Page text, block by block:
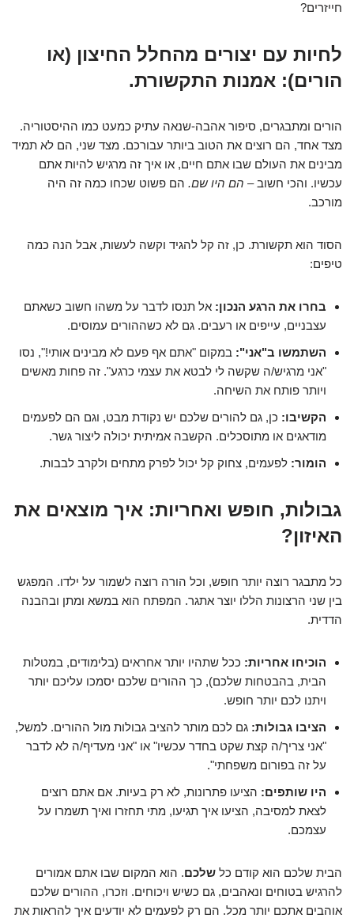
חייזרים?
לחיות עם יצורים מהחלל החיצון (או
הורים): אמנות התקשורת.
הורים ומתבגרים, סיפור אהבה-שנאה עתיק כמעט כמו ההיסטוריה.
מצד אחד, הם רוצים את הטוב ביותר עבורכם. מצד שני, הם לא תמיד
מבינים את העולם שבו אתם חיים, או איך זה מרגיש להיות אתם
עכשיו. והכי חשוב – הם היו שם. הם פשוט שכחו כמה זה היה
מורכב.
הסוד הוא תקשורת. כן, זה קל להגיד וקשה לעשות, אבל הנה כמה
טיפים:
בחרו את הרגע הנכון: אל תנסו לדבר על משהו חשוב כשאתם
עצבניים, עייפים או רעבים. גם לא כשההורים עמוסים.
השתמשו ב"אני": במקום "אתם אף פעם לא מבינים אותי!", נסו
"אני מרגיש/ה שקשה לי לבטא את עצמי כרגע". זה פחות מאשים
ויותר פותח את השיחה.
הקשיבו: כן, גם להורים שלכם יש נקודת מבט, וגם הם לפעמים
מודאגים או מתוסכלים. הקשבה אמיתית יכולה ליצור גשר.
הומור: לפעמים, צחוק קל יכול לפרק מתחים ולקרב לבבות.
גבולות, חופש ואחריות: איך מוצאים את
האיזון?
כל מתבגר רוצה יותר חופש, וכל הורה רוצה לשמור על ילדו. המפגש
בין שני הרצונות הללו יוצר אתגר. המפתח הוא במשא ומתן ובהבנה
הדדית.
הוכיחו אחריות: ככל שתהיו יותר אחראים (בלימודים, במטלות
הבית, בהבטחות שלכם), כך ההורים שלכם יסמכו עליכם יותר
ויתנו לכם יותר חופש.
הציבו גבולות: גם לכם מותר להציב גבולות מול ההורים. למשל,
"אני צריך/ה קצת שקט בחדר עכשיו" או "אני מעדיף/ה לא לדבר
על זה בפורום משפחתי".
היו שותפים: הציעו פתרונות, לא רק בעיות. אם אתם רוצים
לצאת למסיבה, הציעו איך תגיעו, מתי תחזרו ואיך תשמרו על
עצמכם.
הבית שלכם הוא קודם כל שלכם. הוא המקום שבו אתם אמורים
להרגיש בטוחים ונאהבים, גם כשיש ויכוחים. וזכרו, ההורים שלכם
אוהבים אתכם יותר מכל. הם רק לפעמים לא יודעים איך להראות את